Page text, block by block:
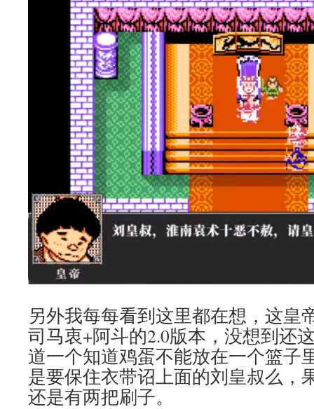
另外我每每看到这里都在想，这皇
司马衷+阿斗的2.0版本，没想到还
道一个知道鸡蛋不能放在一个篮子
是要保住衣带诏上面的刘皇叔么，
还是有两把刷子。